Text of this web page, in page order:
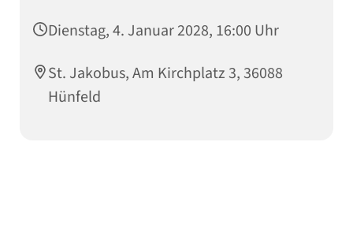
Dienstag, 4. Januar 2028, 16:00 Uhr
St. Jakobus, Am Kirchplatz 3, 36088
Hünfeld